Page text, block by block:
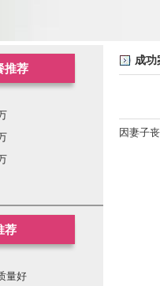
成功
因妻子
推荐
荐
量好